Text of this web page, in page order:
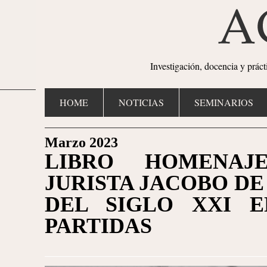
Investigación, docencia y
HOME NOTICIAS SEMINARIOS
Marzo 2023
LIBRO
JURISTA JACOBO
DEL SIGLO XXI
PARTIDAS